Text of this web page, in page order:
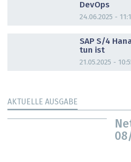
DevOps
24.06.2025 -
SAP S/4
tun ist
21.05.2025 -
AKTUELLE AUSGABE